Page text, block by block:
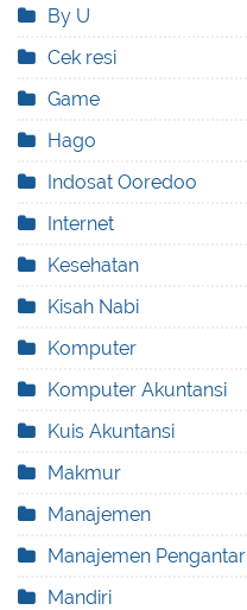
By U
Cek resi
Game
Hago
Indosat Ooredoo
Internet
Kesehatan
Kisah Nabi
Komputer
Komputer Akuntansi
Kuis Akuntansi
Makmur
Manajemen
Manajemen Pengantar
Mandiri